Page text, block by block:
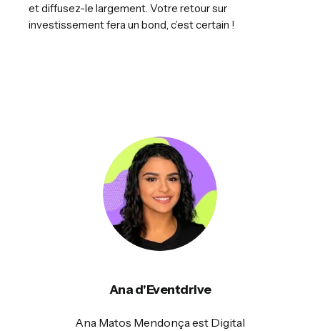
et diffusez-le largement. Votre retour sur
investissement fera un bond, c’est certain !
Ana d'Eventdrive
Ana Matos Mendonça est Digital